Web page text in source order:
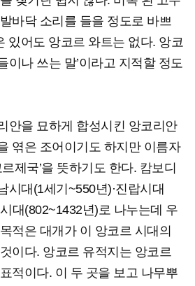
바닥 소리를 들을 정도로 바쁘
있어도 앙코르 와트는 없다. 앙코
이나 쓰는 말’이라고 지적할 정도
안을 묘하게 합성시킨 앙코리안
엮은 조어이기도 하지만 이름자
제국’을 뜻하기도 한다. 캄보디
시대(1세기~550년)·진랍시대
대(802~1432년)로 나누는데 우
적은 대개가 이 앙코르 시대의
이다. 앙코르 유적지는 앙코르
적이다. 이 두 곳을 보고 나무뿌